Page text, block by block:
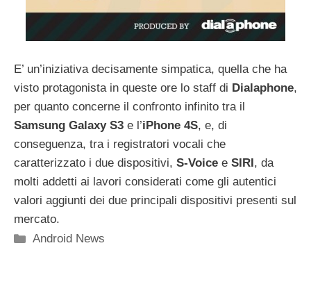
E’ un’iniziativa decisamente simpatica, quella che ha
visto protagonista in queste ore lo staff di Dialaphone,
per quanto concerne il confronto infinito tra il
Samsung Galaxy S3 e l’iPhone 4S, e, di
conseguenza, tra i registratori vocali che
caratterizzato i due dispositivi, S-Voice e SIRI , da
molti addetti ai lavori considerati come gli autentici
valori aggiunti dei due principali dispositivi presenti sul
mercato.
Categorie
Android News